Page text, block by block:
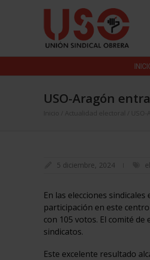
USO-Aragón
Inicio Actualidad electoral
5 diciembre, 2024
En las elecciones
participación en este
con 105 votos. El comité
sindicatos.
Este excelente resultado